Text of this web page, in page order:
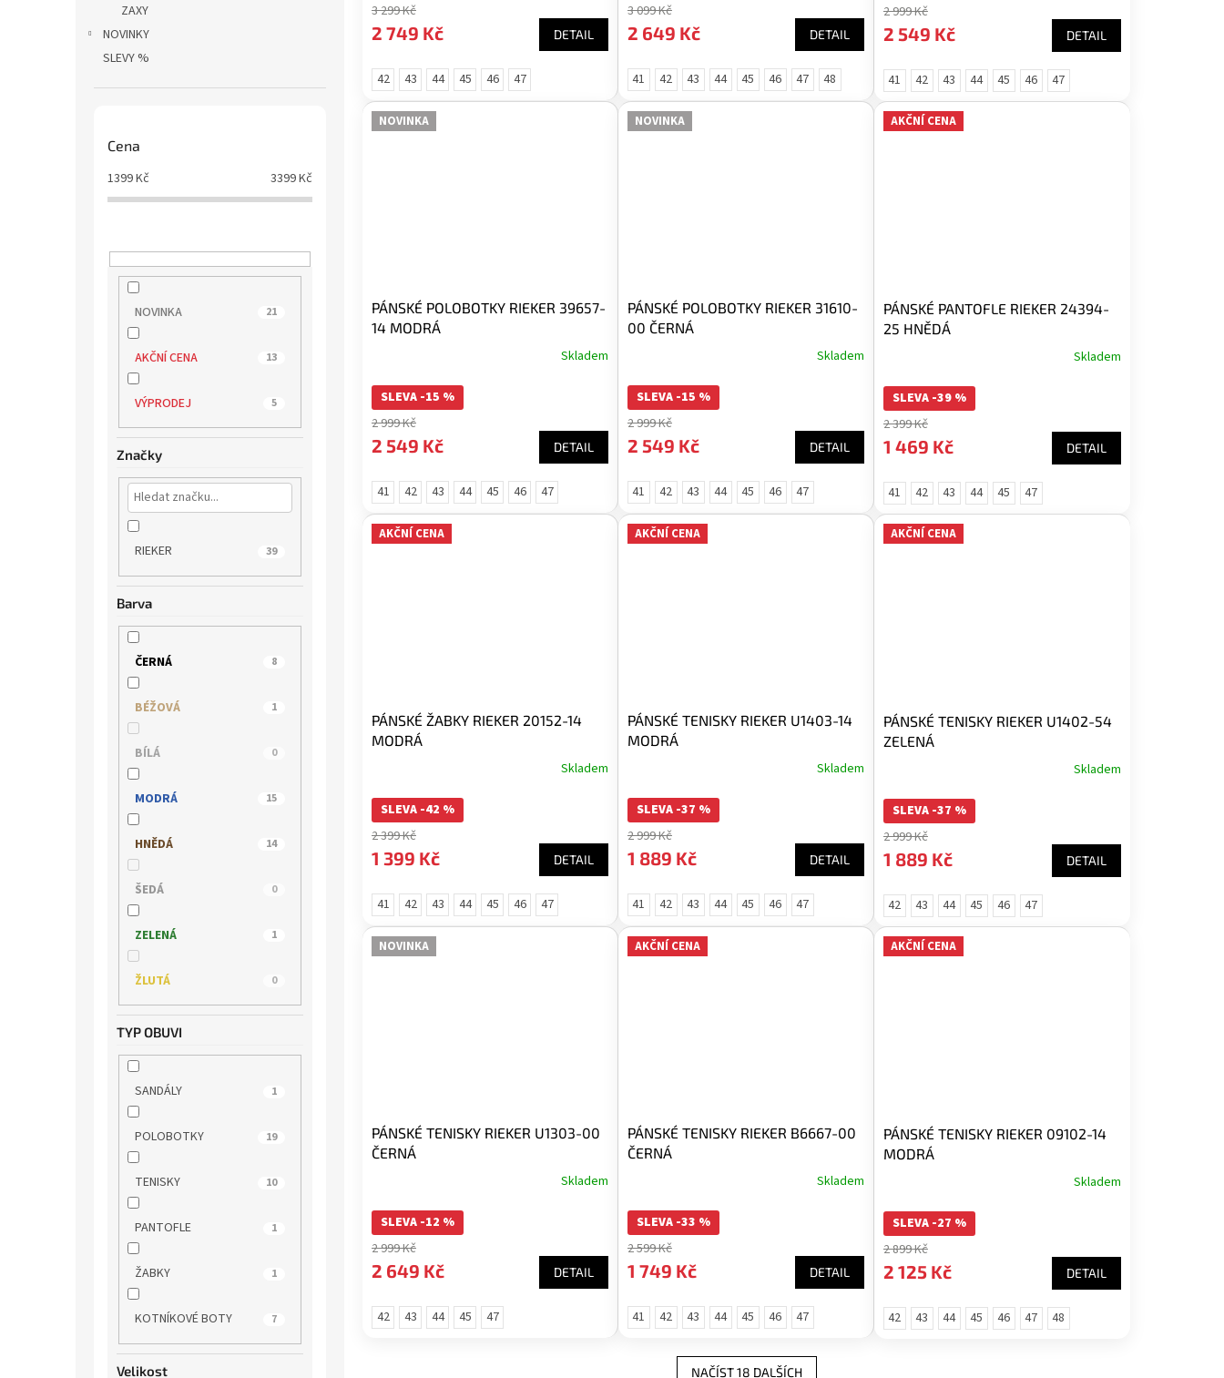
ZAXY
NOVINKY
SLEVY %
Cena
1399Kč 3399Kč
NOVINKA 21
AKČNÍ CENA 13
VÝPRODEJ 5
Značky
RIEKER 39
Barva
ČERNÁ 8
BÉŽOVÁ 1
BÍLÁ 0
MODRÁ 15
HNĚDÁ 14
ŠEDÁ 0
ZELENÁ 1
ŽLUTÁ 0
TYP OBUVI
SANDÁLY 1
POLOBOTKY 19
TENISKY 10
PANTOFLE 1
ŽABKY 1
KOTNÍKOVÉ BOTY 7
Velikost
3 299 Kč
2 749 Kč DETAIL
42 43 44 45 46 47
3 099 Kč
2 649 Kč DETAIL
41 42 43 44 45 46 47 48
2 999 Kč
2 549 Kč DETAIL
41 42 43 44 45 46 47
NOVINKA
PÁNSKÉ POLOBOTKY RIEKER 39657-
14 MODRÁ
Skladem
SLEVA -15 %
2 999 Kč
2 549 Kč DETAIL
41 42 43 44 45 46 47
NOVINKA
PÁNSKÉ POLOBOTKY RIEKER 31610-
00 ČERNÁ
Skladem
SLEVA -15 %
2 999 Kč
2 549 Kč DETAIL
41 42 43 44 45 46 47
AKČNÍ CENA
PÁNSKÉ PANTOFLE RIEKER 24394-
25 HNĚDÁ
Skladem
SLEVA -39 %
2 399 Kč
1 469 Kč DETAIL
41 42 43 44 45 47
AKČNÍ CENA
PÁNSKÉ ŽABKY RIEKER 20152-14
MODRÁ
Skladem
SLEVA -42 %
2 399 Kč
1 399 Kč DETAIL
41 42 43 44 45 46 47
AKČNÍ CENA
PÁNSKÉ TENISKY RIEKER U1403-14
MODRÁ
Skladem
SLEVA -37 %
2 999 Kč
1 889 Kč DETAIL
41 42 43 44 45 46 47
AKČNÍ CENA
PÁNSKÉ TENISKY RIEKER U1402-54
ZELENÁ
Skladem
SLEVA -37 %
2 999 Kč
1 889 Kč DETAIL
42 43 44 45 46 47
NOVINKA
PÁNSKÉ TENISKY RIEKER U1303-00
ČERNÁ
Skladem
SLEVA -12 %
2 999 Kč
2 649 Kč DETAIL
42 43 44 45 47
AKČNÍ CENA
PÁNSKÉ TENISKY RIEKER B6667-00
ČERNÁ
Skladem
SLEVA -33 %
2 599 Kč
1 749 Kč DETAIL
41 42 43 44 45 46 47
AKČNÍ CENA
PÁNSKÉ TENISKY RIEKER 09102-14
MODRÁ
Skladem
SLEVA -27 %
2 899 Kč
2 125 Kč DETAIL
42 43 44 45 46 47 48
NAČÍST 18 DALŠÍCH